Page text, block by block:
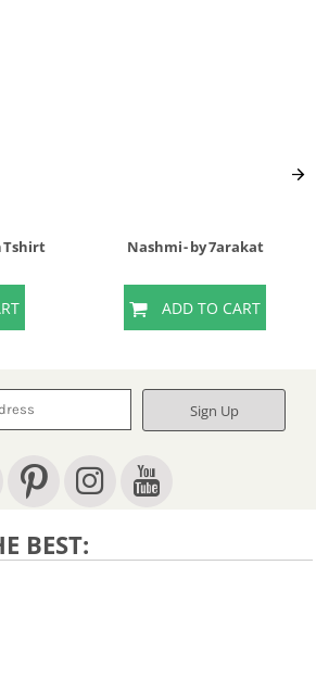
Tshirt Nashmi - by 7arakat
ADD TO CART
Sign Up
BEST: